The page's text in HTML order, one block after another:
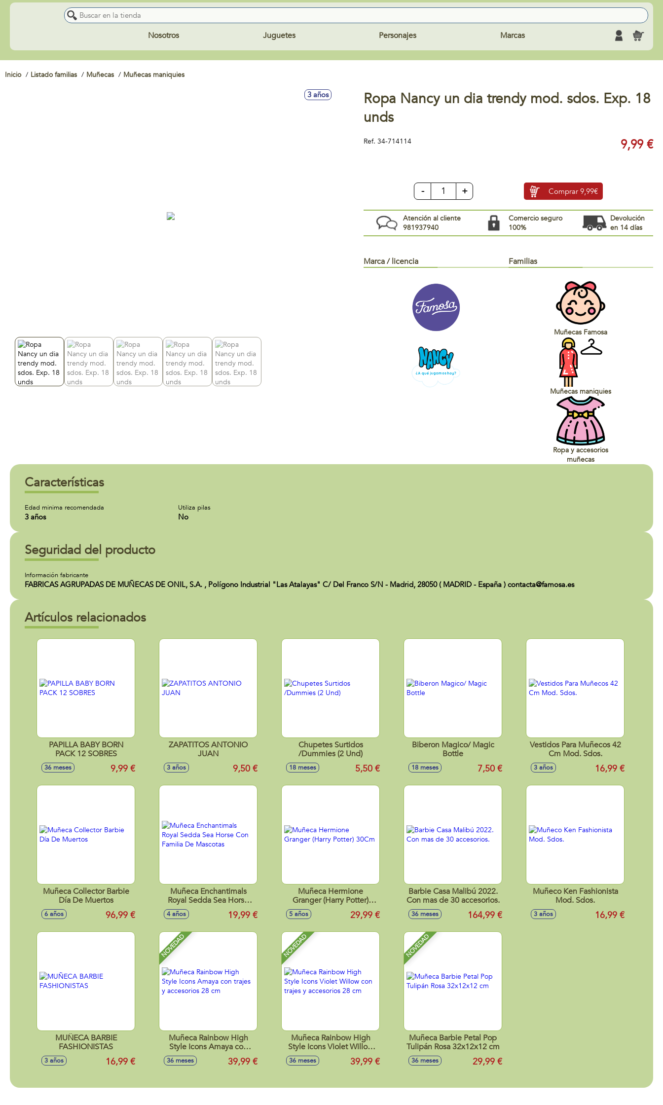
Nosotros Juguetes Personajes Marcas
Inicio Listado familias Muñecas Muñecas maniquies
3 años
Ropa Nancy un dia trendy mod. sdos. Exp. 18
unds
Ref. 34-714114 9,99 €
- + Comprar 9,99€
Atención al cliente
981937940
Comercio seguro
100%
Devolución
en 14 días
Marca / licencia Familias
Muñecas Famosa
Muñecas maniquies
Ropa y accesorios
muñecas
Características
Edad minima recomendada
3 años
Utiliza pilas
No
Seguridad del producto
Información fabricante
FABRICAS AGRUPADAS DE MUÑECAS DE ONIL, S.A. , Polígono Industrial "Las Atalayas" C/ Del Franco S/N - Madrid, 28050 ( MADRID - España ) contacta@famosa.es
Artículos relacionados
PAPILLA BABY BORN
PACK 12 SOBRES
36 meses 9,99 €
ZAPATITOS ANTONIO
JUAN
3 años 9,50 €
Chupetes Surtidos
/Dummies (2 Und)
18 meses 5,50 €
Biberon Magico/ Magic
Bottle
18 meses 7,50 €
Vestidos Para Muñecos 42
Cm Mod. Sdos.
3 años 16,99 €
Muñeca Collector Barbie
Día De Muertos
6 años 96,99 €
Muñeca Enchantimals
Royal Sedda Sea Horse
Con Familia De Mascotas
4 años 19,99 €
Muñeca Hermione
Granger (Harry Potter)
5 años 29,99 €
Barbie Casa Malibú 2022.
Con mas de 30 accesorios.
36 meses 164,99 €
Muñeco Ken Fashionista
Mod. Sdos.
3 años 16,99 €
MUÑECA BARBIE
FASHIONISTAS
3 años 16,99 €
NOVEDAD
Muñeca Rainbow High
Style Icons Amaya con
trajes y accesorios 28 cm
36 meses 39,99 €
NOVEDAD
Muñeca Rainbow High
Style Icons Violet Willow
con trajes y accesorios 28
36 meses 39,99 €
NOVEDAD
Muñeca Barbie Petal Pop
Tulipán Rosa 32x12x12 cm
36 meses 29,99 €